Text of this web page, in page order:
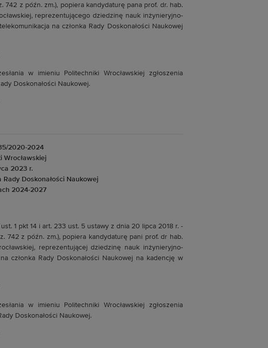
z późn. zm.), popiera kandydaturę pana prof. dr. hab.
reprezentującego dziedzinę nauk inżynieryjno-
na członka Rady Doskonałości Naukowej
w imieniu Politechniki Wrocławskiej zgłoszenia
Doskonałości Naukowej.
2020-2024
Wrocławskiej
2023 r.
Doskonałości Naukowej
2024-2027
1 pkt 14 i art. 233 ust. 5 ustawy z dnia 20 lipca 2018 r. -
742 z późn. zm.), popiera kandydaturę pani prof. dr hab.
reprezentującej dziedzinę nauk inżynieryjno-
członka Rady Doskonałości Naukowej na kadencję w
w imieniu Politechniki Wrocławskiej zgłoszenia
Doskonałości Naukowej.